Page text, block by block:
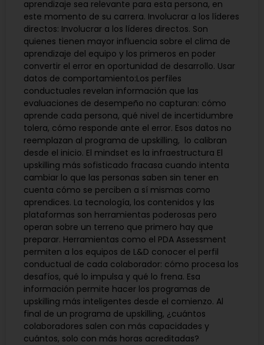
aprendizaje sea relevante para esta persona, en
este momento de su carrera. Involucrar a los líderes
directos: Involucrar a los líderes directos. Son
quienes tienen mayor influencia sobre el clima de
aprendizaje del equipo y los primeros en poder
convertir el error en oportunidad de desarrollo. Usar
datos de comportamiento:Los perfiles
conductuales revelan información que las
evaluaciones de desempeño no capturan: cómo
aprende cada persona, qué nivel de incertidumbre
tolera, cómo responde ante el error. Esos datos no
reemplazan al programa de upskilling, lo calibran
desde el inicio. El mindset es la infraestructura El
upskilling más sofisticado fracasa cuando intenta
cambiar lo que las personas saben sin tener en
cuenta cómo se perciben a sí mismas como
aprendices. La tecnología, los contenidos y las
plataformas son herramientas poderosas pero
operan sobre un terreno que primero hay que
preparar. Herramientas como el PDA Assessment
permiten a los equipos de L&D conocer el perfil
conductual de cada colaborador: cómo procesa los
desafíos, qué lo impulsa y qué lo frena. Esa
información permite hacer los programas de
upskilling más inteligentes desde el comienzo. Al
final de un programa de upskilling, ¿cuántos
colaboradores salen con más capacidades y
cuántos, solo con más horas acreditadas?